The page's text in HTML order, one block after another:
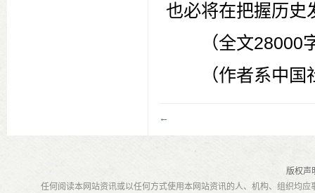
也必将在把握历史
（全文28000字
（作者系中国社
←
版权声
任何阅读本网站资讯或以任何方式使用本网站资讯的人、机构、组织均应